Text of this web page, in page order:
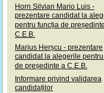
Horn Silvian Mario Luis -
prezentare candidat la
pentru funcția de
C.E.B.
Marius Herșcu - prezentare
candidat la alegerile
de președinte a C.E.B.
Informare privind validarea
candidaților